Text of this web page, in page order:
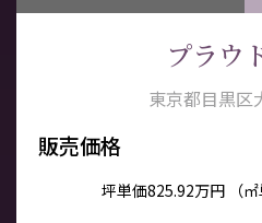
プラウ
東京都目黒区
販売価格
坪単価825.92万円 （